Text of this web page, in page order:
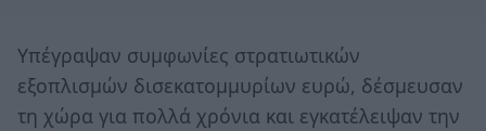
Υπέγραψαν συμφωνίες στρατιωτικών
εξοπλισμών δισεκατομμυρίων ευρώ, δέσμευσαν
τη χώρα για πολλά χρόνια και εγκατέλειψαν την